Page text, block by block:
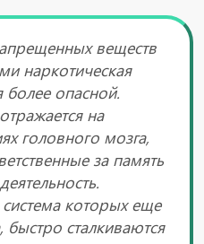
веществ
наркотическая
более опасной.
на
головного мозга,
за память
которых еще
сталкиваются